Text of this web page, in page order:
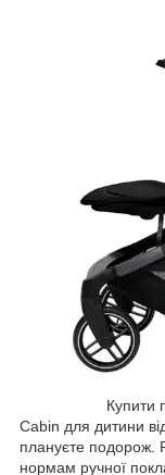
Купити
Cabin для дитини
плануєте подорож.
нормам ручної